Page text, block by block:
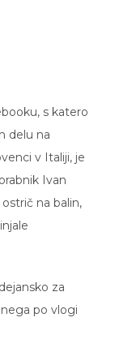
delu na
v Italiji, je
Ivan
na balin,
po vlogi